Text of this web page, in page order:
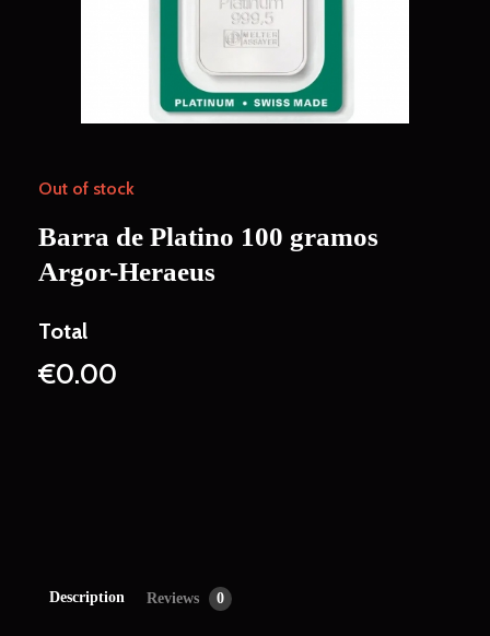
Barra de Platino 100 gramos
Argor-Heraeus
€0.00
Out of stock
Description Reviews 0